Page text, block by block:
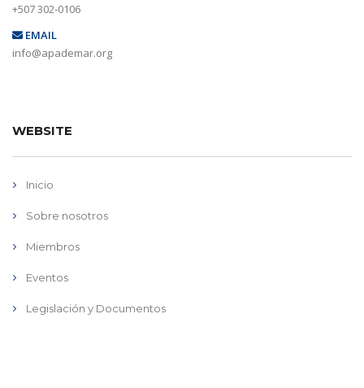
+507 302-0106
EMAIL
info@apademar.org
WEBSITE
Inicio
Sobre nosotros
Miembros
Eventos
Legislación y Documentos